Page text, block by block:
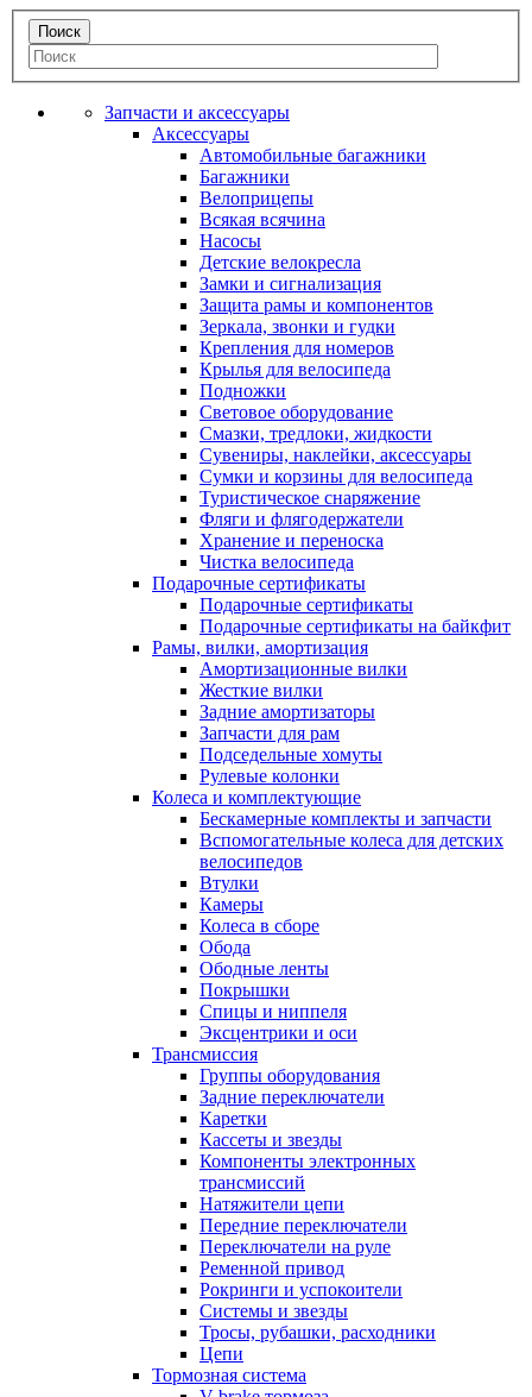
Запчасти и аксессуары
Аксессуары
Автомобильные багажники
Багажники
Велоприцепы
Всякая всячина
Насосы
Детские велокресла
Замки и сигнализация
Защита рамы и компонентов
Зеркала, звонки и гудки
Крепления для номеров
Крылья для велосипеда
Подножки
Световое оборудование
Смазки, тредлоки, жидкости
Сувениры, наклейки, аксессуары
Сумки и корзины для велосипеда
Туристическое снаряжение
Фляги и флягодержатели
Хранение и переноска
Чистка велосипеда
Подарочные сертификаты
Подарочные сертификаты
Подарочные сертификаты на байкфит
Рамы, вилки, амортизация
Амортизационные вилки
Жесткие вилки
Задние амортизаторы
Запчасти для рам
Подседельные хомуты
Рулевые колонки
Колеса и комплектующие
Бескамерные комплекты и запчасти
Вспомогательные колеса для детских
велосипедов
Втулки
Камеры
Колеса в сборе
Обода
Ободные ленты
Покрышки
Спицы и ниппеля
Эксцентрики и оси
Трансмиссия
Группы оборудования
Задние переключатели
Каретки
Кассеты и звезды
Компоненты электронных
трансмиссий
Натяжители цепи
Передние переключатели
Переключатели на руле
Ременной привод
Рокринги и успокоители
Системы и звезды
Тросы, рубашки, расходники
Цепи
Тормозная система